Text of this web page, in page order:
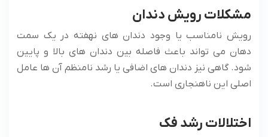
مشکلات رویش دندان
رویش نامناسب یا وجود دندان های نهفته در یک سمت
دهان می ‌تواند باعث فاصله بین دندان های بالا و پایین
شود. گاهی نیز دندان های اضافی یا رشد نامنظم آن ها عامل
اصلی این ناهنجاری است.
اختلالات رشد فک